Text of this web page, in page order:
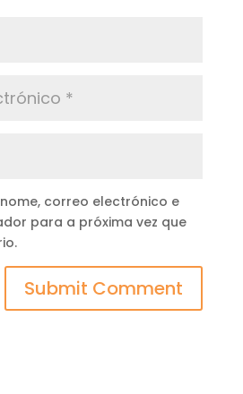
correo electrónico e
para a próxima vez que